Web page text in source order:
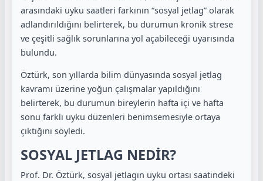
arasındaki uyku saatleri farkının “sosyal jetlag” olarak
adlandırıldığını belirterek, bu durumun kronik strese
ve çeşitli sağlık sorunlarına yol açabileceği uyarısında
bulundu.
Öztürk, son yıllarda bilim dünyasında sosyal jetlag
kavramı üzerine yoğun çalışmalar yapıldığını
belirterek, bu durumun bireylerin hafta içi ve hafta
sonu farklı uyku düzenleri benimsemesiyle ortaya
çıktığını söyledi.
SOSYAL JETLAG NEDİR?
Prof. Dr. Öztürk, sosyal jetlagın uyku ortası saatindeki